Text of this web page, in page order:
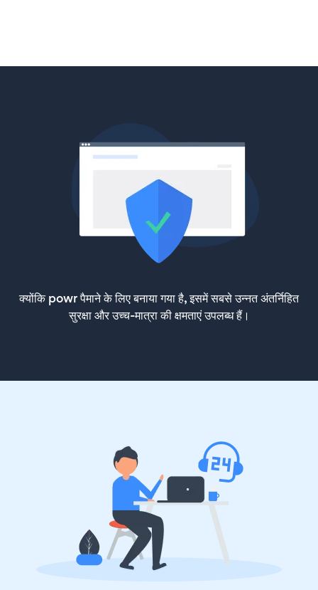
क्योंकि powr पैमाने के लिए बनाया गया है, इसमें सबसे उन्नत अंतर्निहित
सुरक्षा और उच्च-मात्रा की क्षमताएं उपलब्ध हैं।